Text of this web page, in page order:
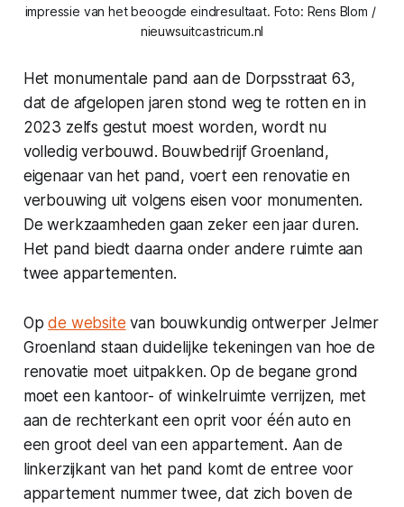
impressie van het beoogde eindresultaat. Foto: Rens Blom /
nieuwsuitcastricum.nl
Het monumentale pand aan de Dorpsstraat 63,
dat de afgelopen jaren stond weg te rotten en in
2023 zelfs gestut moest worden, wordt nu
volledig verbouwd. Bouwbedrijf Groenland,
eigenaar van het pand, voert een renovatie en
verbouwing uit volgens eisen voor monumenten.
De werkzaamheden gaan zeker een jaar duren.
Het pand biedt daarna onder andere ruimte aan
twee appartementen.
Opde website van bouwkundig ontwerper Jelmer
Groenland staan duidelijke tekeningen van hoe de
renovatie moet uitpakken. Op de begane grond
moet een kantoor- of winkelruimte verrijzen, met
aan de rechterkant een oprit voor één auto en
een groot deel van een appartement. Aan de
linkerzijkant van het pand komt de entree voor
appartement nummer twee, dat zich boven de